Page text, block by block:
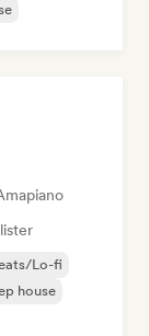
Lo-fi
house